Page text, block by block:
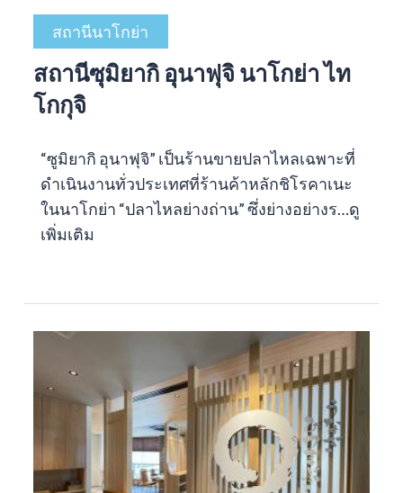
สถานีนาโกย่า
สถานีซุมิยากิ อุนาฟุจิ นาโกย่า ไท
โกกุจิ
“ซูมิยากิ อุนาฟุจิ” เป็นร้านขายปลาไหลเฉพาะที่
ดำเนินงานทั่วประเทศที่ร้านค้าหลักชิโรคาเนะ
ในนาโกย่า “ปลาไหลย่างถ่าน” ซึ่งย่างอย่างร…ดู
เพิ่มเติม